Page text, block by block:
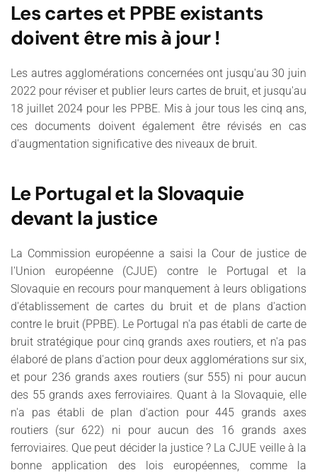
Les cartes et PPBE existants
doivent être mis à jour !
Les autres agglomérations concernées ont jusqu'au 30 juin
2022 pour réviser et publier leurs cartes de bruit, et jusqu'au
18 juillet 2024 pour les PPBE. Mis à jour tous les cinq ans,
ces documents doivent également être révisés en cas
d'augmentation significative des niveaux de bruit.
Le Portugal et la Slovaquie
devant la justice
La Commission européenne a saisi la Cour de justice de
l'Union européenne (CJUE) contre le Portugal et la
Slovaquie en recours pour manquement à leurs obligations
d'établissement de cartes du bruit et de plans d'action
contre le bruit (PPBE). Le Portugal n'a pas établi de carte de
bruit stratégique pour cinq grands axes routiers, et n'a pas
élaboré de plans d'action pour deux agglomérations sur six,
et pour 236 grands axes routiers (sur 555) ni pour aucun
des 55 grands axes ferroviaires. Quant à la Slovaquie, elle
n'a pas établi de plan d'action pour 445 grands axes
routiers (sur 622) ni pour aucun des 16 grands axes
ferroviaires. Que peut décider la justice ? La CJUE veille à la
bonne application des lois européennes, comme la